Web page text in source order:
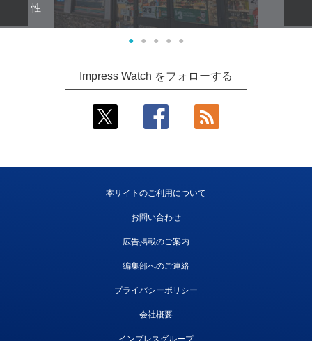
性
● ● ● ● ●
Impress Watch をフォローする
本サイトのご利用について
お問い合わせ
広告掲載のご案内
編集部へのご連絡
プライバシーポリシー
会社概要
インプレスグループ